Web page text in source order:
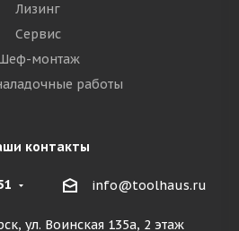
Лизинг
Сервис
монтаж
работы
контакты
info@toolhaus.ru
ул. Воинская 135а, 2 этаж